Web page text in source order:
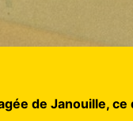
de Janouille,